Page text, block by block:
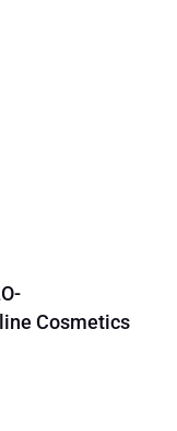
Cosmetics